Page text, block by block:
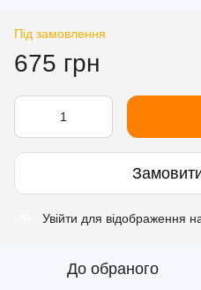
Під замовлення
675 грн
Увійти для відображення
До обраного